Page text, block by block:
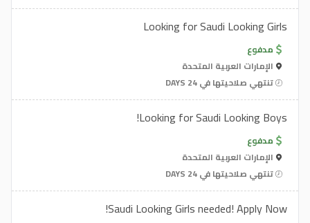
Looking for Saudi Looking Girls
مدفوع
الإمارات العربية المتحدة
تنتهي صلاحيتها في 24 DAYS
Looking for Saudi Looking Boys!
مدفوع
الإمارات العربية المتحدة
تنتهي صلاحيتها في 24 DAYS
Saudi Looking Girls needed! Apply Now!